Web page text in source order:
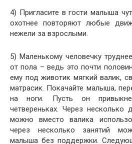
4) Пригласите в гости малыша
охотнее повторяют любые
нежели за взрослыми.
5) Маленькому человечку
от пола – ведь это почти
ему под животик мягкий валик,
матрасик. Покачайте малыша,
на ноги. Пусть он
четвереньках. Через несколько
можно вместо валика
через несколько занятий
малыша без поддержки.